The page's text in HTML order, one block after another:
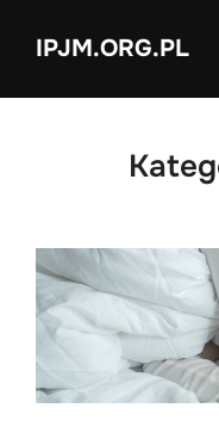
IPJM.ORG.PL